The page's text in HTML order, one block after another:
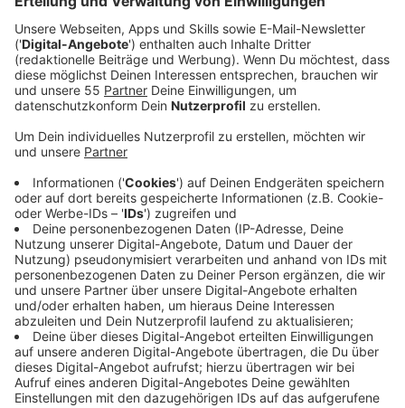
Fast das halbe Album kannten wir schon. Immerhin
wurden schon fünf Singles veröffentlicht. Mit dabei
ist unter anderem der Hit "Maybe You're The Problem".
flossen zwei Trennungen ein. Dabei war das aber nicht
von Avas Lieblingsorten: "Während der Pandemie habe
ich es vermisst, Spaß zu haben, mich zu bewegen und
Leute auf der Tanzfläche zu treffen", sagt sie. "Ich
gehe in Clubs, seit ich 16 bin, damals noch in Virginia
und South Carolina. Nicht um zu trinken, das war
zweitranging. Ich habe mir einfach gefälschten
Ausweis besorgt und die ganze Nacht getanzt!". Dafür
hat sie mit ihrem Album jetzt den Soundtrack
geliefert.
Anzeige